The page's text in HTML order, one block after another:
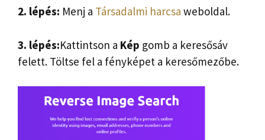
2. lépés: Menj a Társadalmi harcsa weboldal.
3. lépés:Kattintson a Kép gomb a keresősáv
felett. Töltse fel a fényképet a keresőmezőbe.